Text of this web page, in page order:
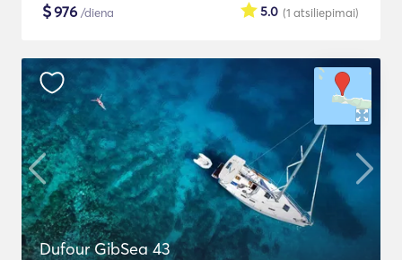
$976 /diena (1 atsiliepimai)
5.0
Dufour GibSea 43